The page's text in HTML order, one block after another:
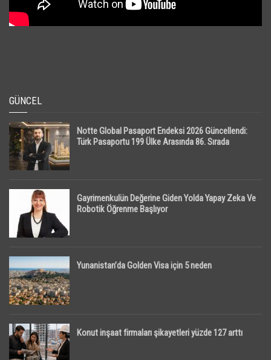
GÜNCEL
Notte Global Pasaport Endeksi 2026 Güncellendi:
Türk Pasaportu 199 Ülke Arasında 86. Sırada
Gayrimenkulün Değerine Giden Yolda Yapay Zeka Ve
Robotik Öğrenme Başlıyor
Yunanistan’da Golden Visa için 5 neden
Konut inşaat firmaları şikayetleri yüzde 127 arttı